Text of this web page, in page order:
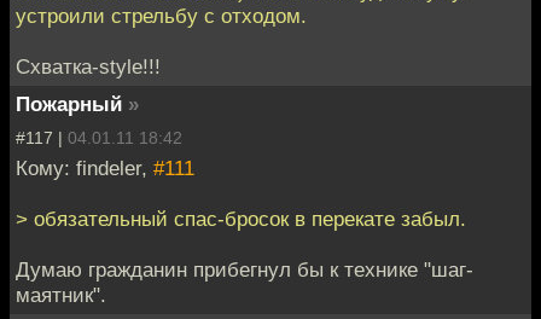
устроили стрельбу с отходом.
Схватка-style!!!
Пожарный »
#117 | 04.01.11 18:42
Кому: findeler, #111
> обязательный спас-бросок в перекате забыл.
Думаю гражданин прибегнул бы к технике "шаг-
маятник".